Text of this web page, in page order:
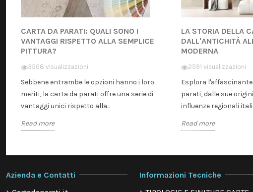
CARTA DA PARATI: QUALI SONO I
VANTAGGI RISPETTO ALLA SEMPLICE
PITTURA?
3508 visualizzazioni
Sebbene entrambe le opzioni hanno i loro
meriti, la carta da parati offre una serie di
vantaggi unici rispetto alla...
Read more
LA STORIA DELLA
DALL'ANTICHITÀ
MODERNA
2591 visualizzazioni
Esplora
parati, dalle sue
influenze regionali
Read more
Azienda e Contatti
Informazioni Tecniche